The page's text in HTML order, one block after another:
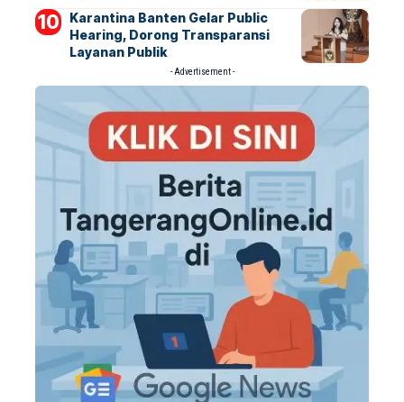
Karantina Banten Gelar Public
Hearing, Dorong Transparansi
Layanan Publik
- Advertisement -